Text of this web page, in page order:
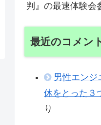
判』の最速体験会
最近のコメン
男性エンジ
休をとった３
り